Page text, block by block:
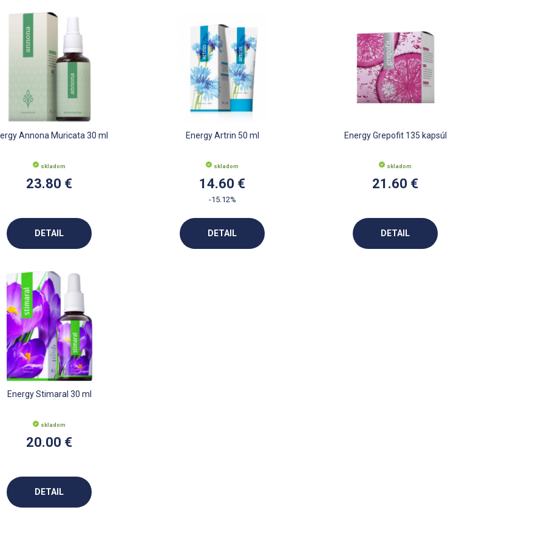
Annona Muricata 30 ml
skladom
23.80 €
DETAIL
Energy Artrin 50 ml
skladom
14.60 €
-15.12%
DETAIL
Energy Grepofit 135 kapsúl
skladom
21.60 €
DETAIL
Energy Stimaral 30 ml
skladom
20.00 €
DETAIL